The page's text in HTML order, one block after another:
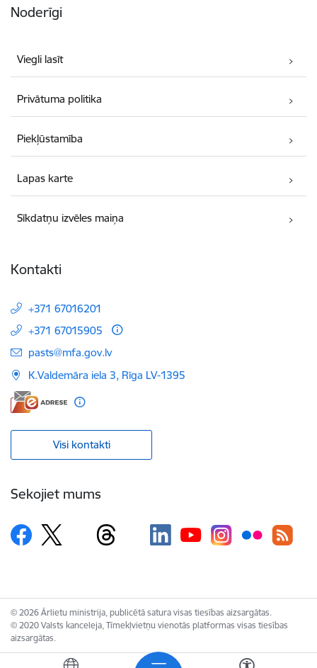
Noderīgi
Viegli lasīt
Privātuma politika
Piekļūstamība
Lapas karte
Sīkdatņu izvēles maiņa
Kontakti
+371 67016201
+371 67015905
E-pasts:
pasts@mfa.gov.lv
K.Valdemāra iela 3, Rīga LV-1395
Visi kontakti
Sekojiet mums
© 2026 Ārlietu ministrija, publicētā satura visas tiesības aizsargātas.
© 2020 Valsts kanceleja, Tīmekļvietņu vienotās platformas visas tiesības
aizsargātas.